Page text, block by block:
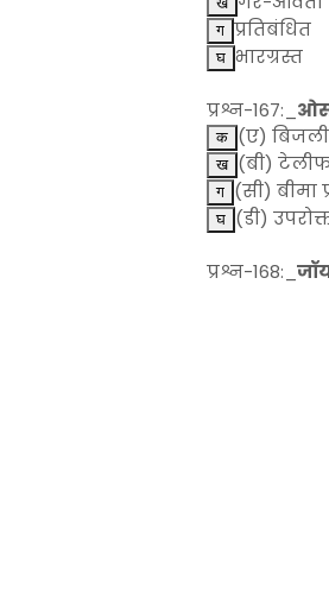
प्रतिबंधित
भारग्रस्त
प्रश्न-167:_
(ए)
(बी)
(सी) बीमा
(डी)
प्रश्न-168:_